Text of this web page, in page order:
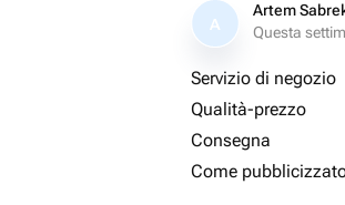
A
Artem
Questa
Servizio di negozio
Qualità-prezzo
Consegna
Come